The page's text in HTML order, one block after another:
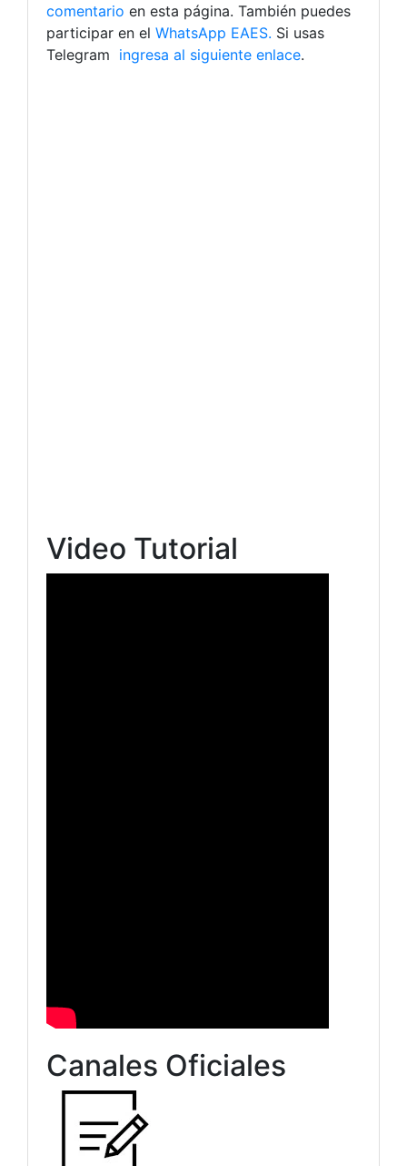
comentario en esta página. También puedes
participar en el WhatsApp EAES. Si usas
Telegram ingresa al siguiente enlace.
Video Tutorial
Canales Oficiales